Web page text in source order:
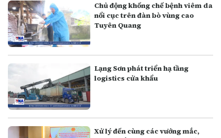
Chủ động khống chế bệnh viêm da
nổi cục trên đàn bò vùng cao
Tuyên Quang
Lạng Sơn phát triển hạ tầng
logistics cửa khẩu
Xử lý đến cùng các vướng mắc,